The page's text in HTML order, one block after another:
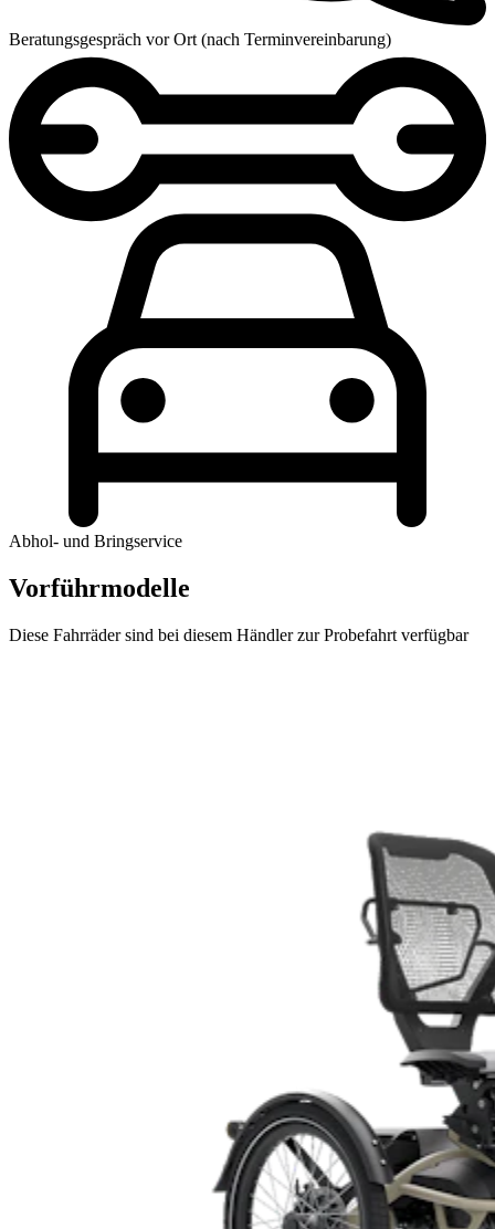
Beratungsgespräch vor Ort (nach Terminvereinbarung)
Abhol- und Bringservice
Vorführmodelle
Diese Fahrräder sind bei diesem Händler zur Probefahrt verfügbar